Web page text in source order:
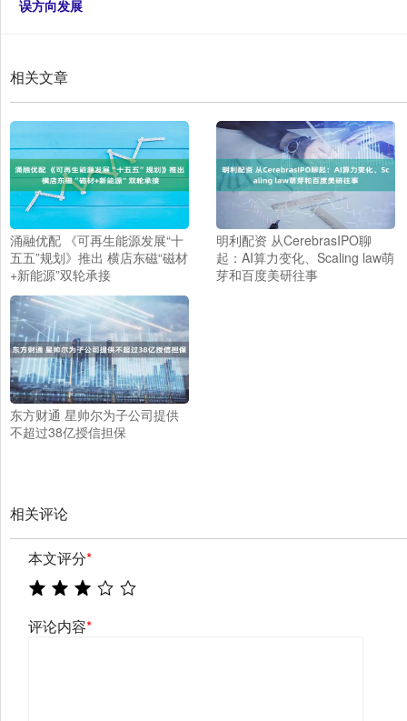
误方向发展
相关文章
涌融优配 《可再生能源发展“十
五五”规划》推出 横店东磁“磁材
+新能源”双轮承接
明利配资 从CerebrasIPO聊
起：AI算力变化、Scaling law萌
芽和百度美研往事
东方财通 星帅尔为子公司提供
不超过38亿授信担保
相关评论
本文评分*
评论内容*